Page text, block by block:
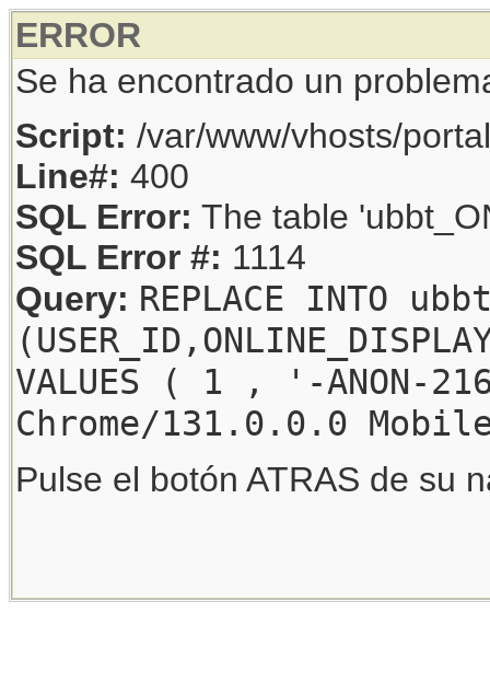
ERROR
Se ha encontrado un
Script: /var/www/vhosts/
Line#: 400
SQL Error: The table
SQL Error #: 1114
Query: REPLACE INTO
VALUES ( 1 , '-
Chrome/131.0.0.0
Pulse el botón ATRAS de su